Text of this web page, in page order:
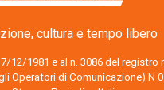
cultura e tempo libero
1981 e al n. 3086 del registro
Operatori di Comunicazione) N